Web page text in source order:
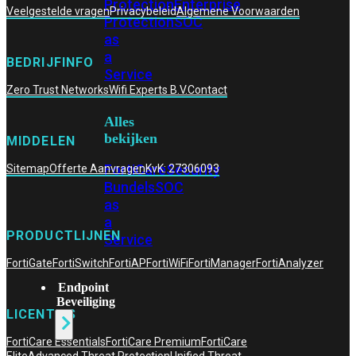
ProtectionEnterprise
ProtectionSOC
as
a
Service
Alles
bekijken
FortiCareSecurity
BundelsSOC
as
a
Service
Endpoint
Beveiliging
Veelgestelde vragenPrivacybeleidAlgemene Voorwaarden
BEDRIJFINFO
Zero Trust NetworksWifi Experts B.V.Contact
MIDDELEN
SitemapOfferte AanvragenKvK: 27306093
PRODUCTLIJNEN
FortiGateFortiSwitchFortiAPFortiWiFiFortiManagerFortiAnalyzer
LICENTIES
FortiCare EssentialsFortiCare PremiumFortiCare